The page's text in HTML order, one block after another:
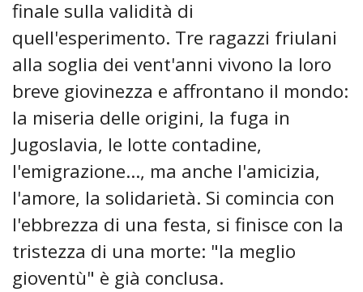
finale sulla validità di
quell'esperimento. Tre ragazzi friulani
alla soglia dei vent'anni vivono la loro
breve giovinezza e affrontano il mondo:
la miseria delle origini, la fuga in
Jugoslavia, le lotte contadine,
l'emigrazione..., ma anche l'amicizia,
l'amore, la solidarietà. Si comincia con
l'ebbrezza di una festa, si finisce con la
tristezza di una morte: "la meglio
gioventù" è già conclusa.